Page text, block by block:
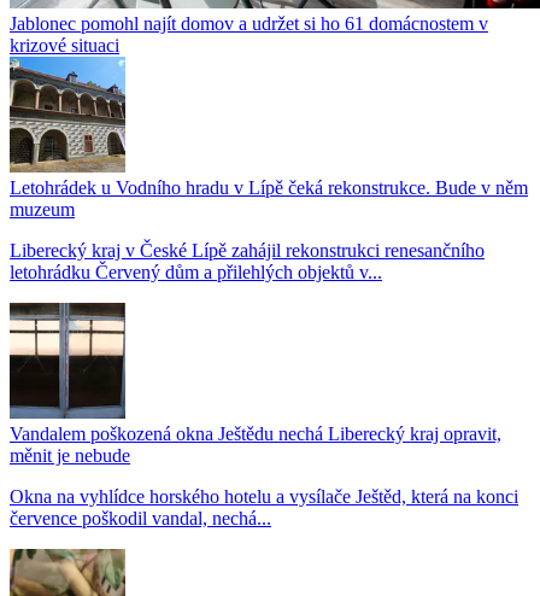
Jablonec pomohl najít domov a udržet si ho 61 domácnostem v
krizové situaci
Letohrádek u Vodního hradu v Lípě čeká rekonstrukce. Bude v něm
muzeum
Liberecký kraj v České Lípě zahájil rekonstrukci renesančního
letohrádku Červený dům a přilehlých objektů v...
Vandalem poškozená okna Ještědu nechá Liberecký kraj opravit,
měnit je nebude
Okna na vyhlídce horského hotelu a vysílače Ještěd, která na konci
července poškodil vandal, nechá...